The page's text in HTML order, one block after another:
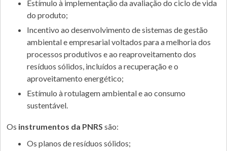
Estímulo à implementação da avaliação do ciclo de vida
do produto;
Incentivo ao desenvolvimento de sistemas de gestão
ambiental e empresarial voltados para a melhoria dos
processos produtivos e ao reaproveitamento dos
resíduos sólidos, incluídos a recuperação e o
aproveitamento energético;
Estímulo à rotulagem ambiental e ao consumo
sustentável.
Os instrumentos da PNRS são:
Os planos de resíduos sólidos;